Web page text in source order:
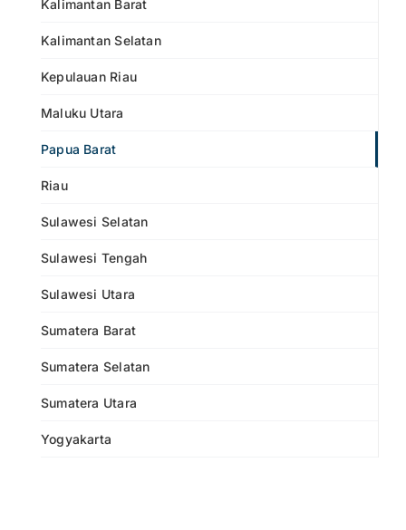
Kalimantan Barat
Kalimantan Selatan
Kepulauan Riau
Maluku Utara
Papua Barat
Riau
Sulawesi Selatan
Sulawesi Tengah
Sulawesi Utara
Sumatera Barat
Sumatera Selatan
Sumatera Utara
Yogyakarta